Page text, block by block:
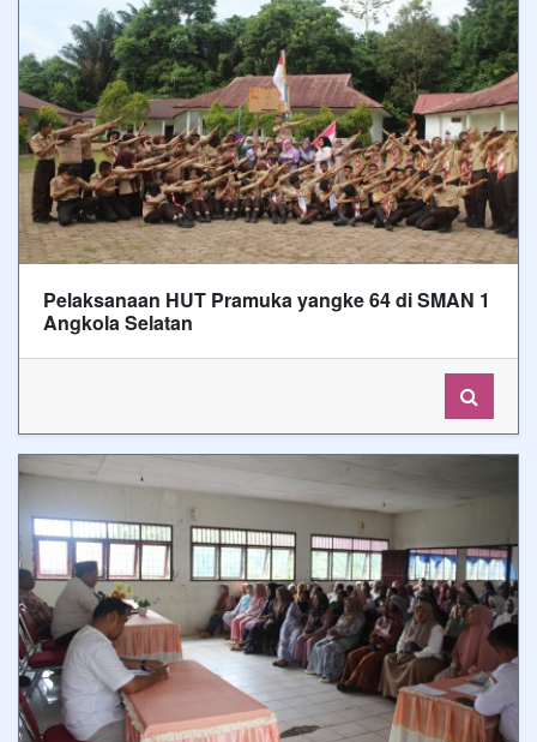
Pelaksanaan HUT Pramuka yangke 64 di SMAN 1
Angkola Selatan